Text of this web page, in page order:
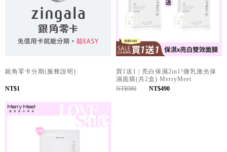
銀角零卡分期(服務說明)
NT$1
買1送1 | 亮白保濕2in1!微乳激光保
濕面膜(共2盒) MerryMeet
NT$980
NT$490